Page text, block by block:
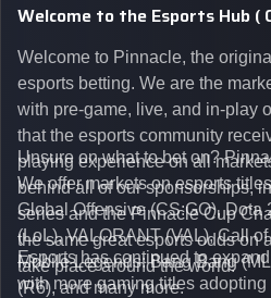
Welcome to the Esports Hub (
Welcome to Pinnacle, the
esports betting. We are the
with pre-game, live, and in-play
that the esports community
playing experience on all
behind all of our sponsorships,
series and the Pinnacle Cup
the same great esports odds on
take place around the world.
Unsure on what to bet on?
We offer markets on esports
Global Offensive (CS:GO), Dota
(LoL), VALORANT (VAL), Call
Mobile Legends: Bang Bang
(R6), and many more.
Esports has continued to
with more gaming titles